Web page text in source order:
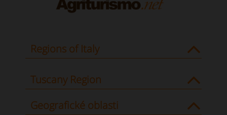
Regions of Italy
Tuscany Region
Geografické oblasti